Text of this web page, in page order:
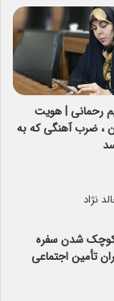
رحمانی | هویت
، ضرب آهنگی که به
شدن سفره
تأمین اجتماعی